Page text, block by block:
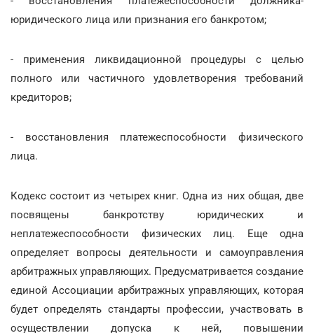
юридического лица или признания его банкротом;
- применения ликвидационной процедуры с целью
полного или частичного удовлетворения требований
кредиторов;
- восстановления платежеспособности физического
лица.
Кодекс состоит из четырех книг. Одна из них общая, две
посвящены банкротству юридических и
неплатежеспособности физических лиц. Еще одна
определяет вопросы деятельности и самоуправления
арбитражных управляющих. Предусматривается создание
единой Ассоциации арбитражных управляющих, которая
будет определять стандарты профессии, участвовать в
осуществлении допуска к ней, повышении